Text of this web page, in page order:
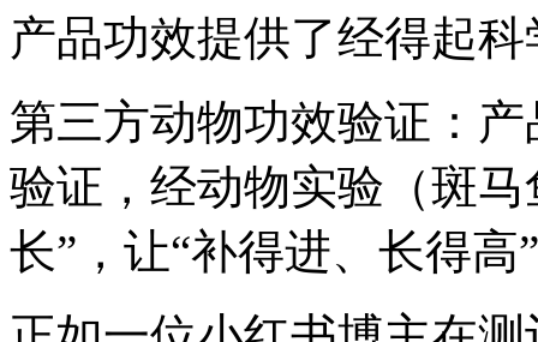
产品功效提供了经得起
第三方动物功效验证：
验证，经动物实验（斑
长”，让“补得进、长得